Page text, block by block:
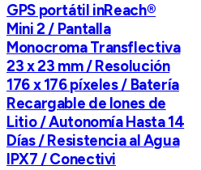
GPS portátil inReach®
Mini 2 / Pantalla
Monocroma Transflectiva
23 x 23 mm / Resolución
176 x 176 píxeles / Batería
Recargable de Iones de
Litio / Autonomía Hasta 14
Días / Resistencia al Agua
IPX7 / Conectivi